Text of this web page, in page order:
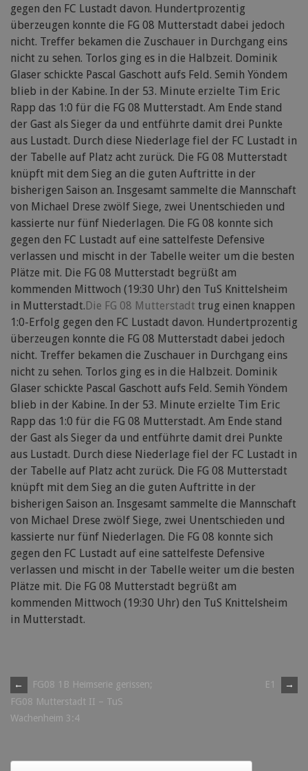
gegen den FC Lustadt davon. Hundertprozentig
überzeugen konnte die FG 08 Mutterstadt dabei jedoch
nicht. Treffer bekamen die Zuschauer in Durchgang eins
nicht zu sehen. Torlos ging es in die Halbzeit. Dominik
Glaser schickte Pascal Gaschott aufs Feld. Semih Yöndem
blieb in der Kabine. In der 53. Minute erzielte Tim Eric
Rapp das 1:0 für die FG 08 Mutterstadt. Am Ende stand
der Gast als Sieger da und entführte damit drei Punkte
aus Lustadt. Durch diese Niederlage fiel der FC Lustadt in
der Tabelle auf Platz acht zurück. Die FG 08 Mutterstadt
knüpft mit dem Sieg an die guten Auftritte in der
bisherigen Saison an. Insgesamt sammelte die Mannschaft
von Michael Drese zwölf Siege, zwei Unentschieden und
kassierte nur fünf Niederlagen. Die FG 08 konnte sich
gegen den FC Lustadt auf eine sattelfeste Defensive
verlassen und mischt in der Tabelle weiter um die besten
Plätze mit. Die FG 08 Mutterstadt begrüßt am
kommenden Mittwoch (19:30 Uhr) den TuS Knittelsheim
in Mutterstadt. Die FG 08 Mutterstadt trug einen knappen
1:0-Erfolg gegen den FC Lustadt davon. Hundertprozentig
überzeugen konnte die FG 08 Mutterstadt dabei jedoch
nicht. Treffer bekamen die Zuschauer in Durchgang eins
nicht zu sehen. Torlos ging es in die Halbzeit. Dominik
Glaser schickte Pascal Gaschott aufs Feld. Semih Yöndem
blieb in der Kabine. In der 53. Minute erzielte Tim Eric
Rapp das 1:0 für die FG 08 Mutterstadt. Am Ende stand
der Gast als Sieger da und entführte damit drei Punkte
aus Lustadt. Durch diese Niederlage fiel der FC Lustadt in
der Tabelle auf Platz acht zurück. Die FG 08 Mutterstadt
knüpft mit dem Sieg an die guten Auftritte in der
bisherigen Saison an. Insgesamt sammelte die Mannschaft
von Michael Drese zwölf Siege, zwei Unentschieden und
kassierte nur fünf Niederlagen. Die FG 08 konnte sich
gegen den FC Lustadt auf eine sattelfeste Defensive
verlassen und mischt in der Tabelle weiter um die besten
Plätze mit. Die FG 08 Mutterstadt begrüßt am
kommenden Mittwoch (19:30 Uhr) den TuS Knittelsheim
in Mutterstadt.
Post
navigation
←
FG08 1B Heimserie gerissen;
FG08 Mutterstadt II – TuS
Wachenheim 3:4
E1 →